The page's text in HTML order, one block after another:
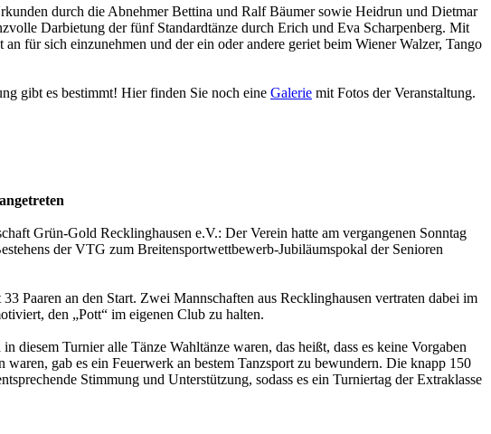
durch die Abnehmer Bettina und Ralf Bäumer sowie Heidrun und Dietmar
Darbietung der fünf Standardtänze durch Erich und Eva Scharpenberg. Mit
für sich einzunehmen und der ein oder andere geriet beim Wiener Walzer, Tango
gibt es bestimmt! Hier finden Sie noch eine Galerie mit Fotos der Veranstaltung.
Grün-Gold Recklinghausen e.V.: Der Verein hatte am vergangenen Sonntag
der VTG zum Breitensportwettbewerb-Jubiläumspokal der Senioren
Paaren an den Start. Zwei Mannschaften aus Recklinghausen vertraten dabei im
den „Pott“ im eigenen Club zu halten.
Turnier alle Tänze Wahltänze waren, das heißt, dass es keine Vorgaben
gab es ein Feuerwerk an bestem Tanzsport zu bewundern. Die knapp 150
Stimmung und Unterstützung, sodass es ein Turniertag der Extraklasse